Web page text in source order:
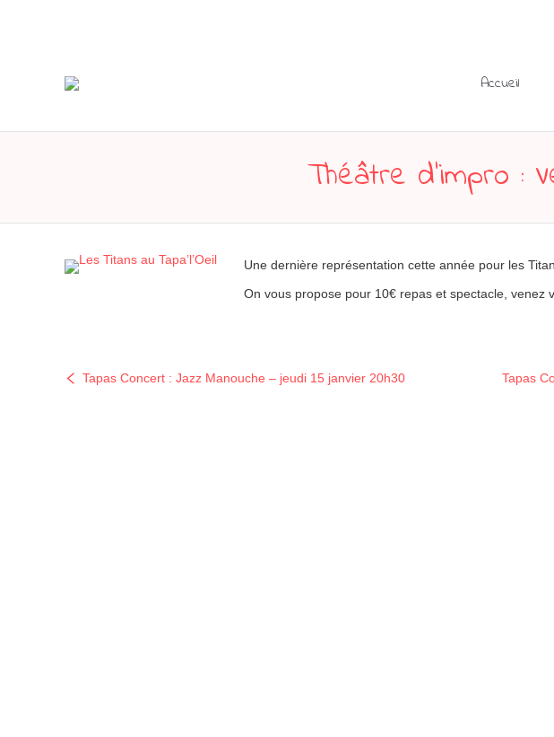
Accueil
Théâtre d’impro :
Une dernière représentation cette année pour les
On vous propose pour 10€ repas et spectacle, venez
Tapas Concert : Jazz Manouche – jeudi 15 janvier 20h30 Tapas